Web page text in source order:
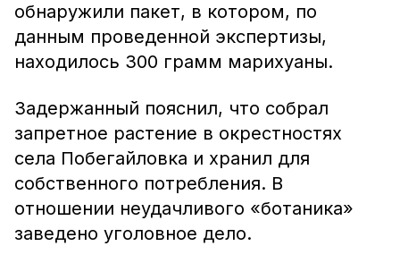
обнаружили пакет, в котором, по
данным проведенной экспертизы,
находилось 300 грамм марихуаны.
Задержанный пояснил, что собрал
запретное растение в окрестностях
села Побегайловка и хранил для
собственного потребления. В
отношении неудачливого «ботаника»
заведено уголовное дело.